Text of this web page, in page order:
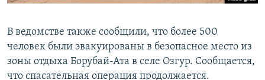
В ведомстве также сообщили, что более 500
человек были эвакуированы в безопасное место из
зоны отдыха Борубай-Ата в селе Озгур. Сообщается,
что спасательная операция продолжается.